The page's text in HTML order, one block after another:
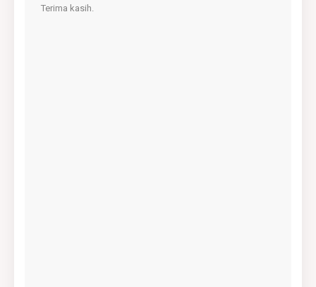
Terima kasih.